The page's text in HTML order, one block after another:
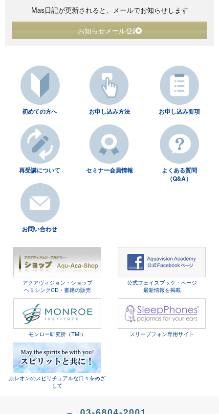
Mas日記が更新されると、メールでお知らせします
お知らせメール登録
初めての方へ お申し込み方法 お申し込み要項
再受講について セミナー会員情報
よくある質問
（Q&A）
お問い合わせ
アクアヴィジョン・ショップ
ヘミシンクCD・書籍の販売
公式フェイスブック・ページ
最新情報を掲載
モンロー研究所（TMI） スリープフォン専用サイト
原レオンのスピリチュアルな日々をめざ
して